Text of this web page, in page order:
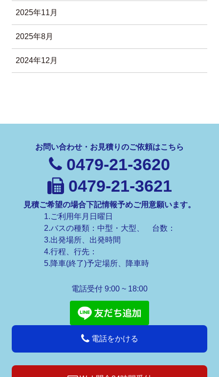
2025年11月
2025年8月
2024年12月
お問い合わせ・お見積りのご依頼はこちら
0479-21-3620
0479-21-3621
見積ご希望の場合下記情報予めご用意願います。
1.ご利用年月日曜日
2.バスの種類：中型・大型、 台数：
3.出発場所、出発時間
4.行程、行先：
5.降車(終了)予定場所、降車時
電話受付 9:00 ~ 18:00
電話をかける